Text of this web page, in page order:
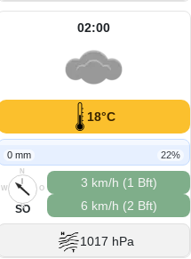
02:00
18°C
0 mm 22%
N
O
S
W
SO
3 km/h (1 Bft)
6 km/h (2 Bft)
1017 hPa